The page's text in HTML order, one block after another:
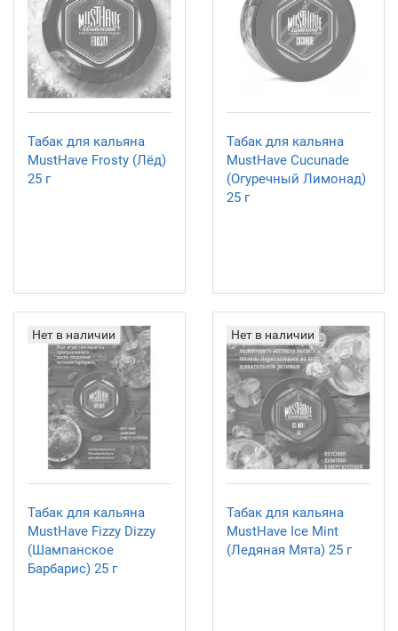
Табак для кальяна
MustHave Frosty (Лёд)
25 г
Табак для кальяна
MustHave Cucunade
(Огуречный Лимонад)
25 г
Нет в наличии
Табак для кальяна
MustHave Fizzy Dizzy
(Шампанское
Барбарис) 25 г
Нет в наличии
Табак для кальяна
MustHave Ice Mint
(Ледяная Мята) 25 г